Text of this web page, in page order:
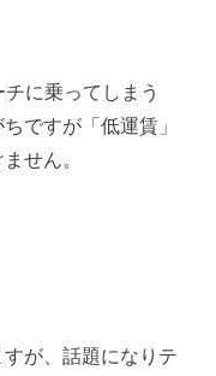
に乗ってしまう
ですが「低運賃」
せん。
が、話題になりテ